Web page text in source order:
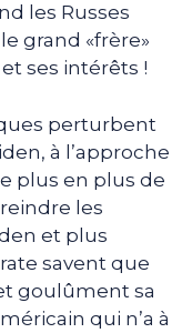
les Russes
grand «frère»
ses intérêts !
perturbent
à l’approche
plus en plus de
les
et plus
savent que
goulûment sa
qui n’a à